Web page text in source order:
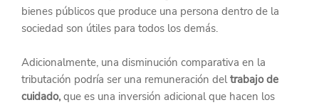
bienes públicos que produce una persona dentro de la
sociedad son útiles para todos los demás.
Adicionalmente, una disminución comparativa en la
tributación podría ser una remuneración del trabajo de
cuidado, que es una inversión adicional que hacen los